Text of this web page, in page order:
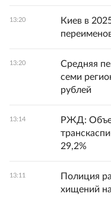
13:20
Киев в
13:20
Средняя
семи
рублей
13:14
РЖД:
29,2%
13:11
Полиция
хищений